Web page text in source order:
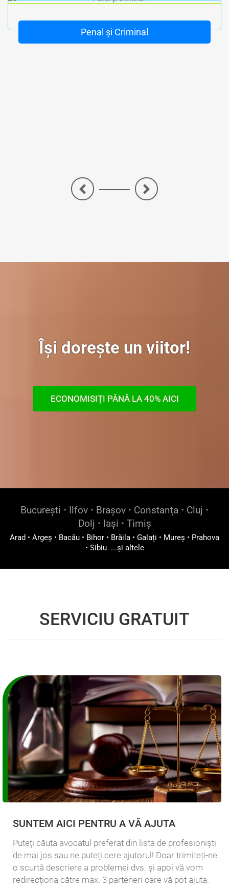
Penal și Criminal
<
Își dorește un viitor!
ECONOMISIȚI PÂNĂ LA 40% AICI
București • Ilfov • Brașov • Constanța • Cluj •
Dolj • Iași • Timiș
Arad • Argeș • Bacău • Bihor • Brăila • Galați • Mureș • Prahova
• Sibiu ...și altele
SERVICIU GRATUIT
SUNTEM AICI PENTRU A VĂ AJUTA
Puteți căuta avocatul preferat din lista de profesioniști
de mai jos sau ne puteți cere ajutorul! Doar trimiteți-ne
o scurtă descriere a problemei dvs. și apoi vă vom
redirecționa către max. 3 parteneri care vă pot ajuta.